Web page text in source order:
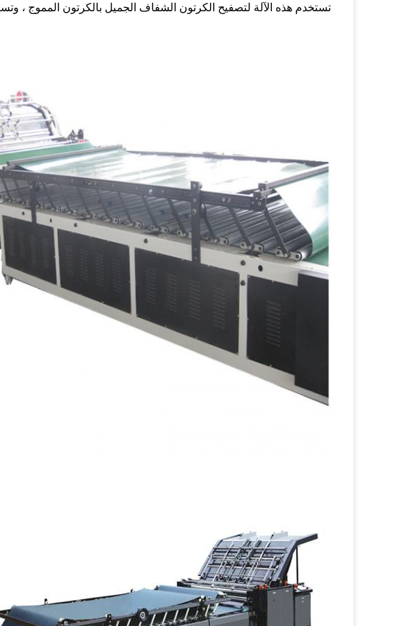
تستخدم هذه الآلة لتصفيح الكرتون الشفاف الجميل بالكرتون المموج ،